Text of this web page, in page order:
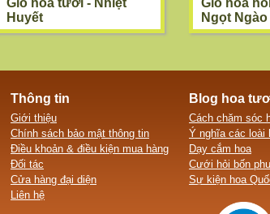
Giỏ hoa tươi - Nhiệt
Huyết
Giỏ hoa
Ngọt Ngào
Thông tin
Giới thiệu
Chính sách bảo mật thông tin
Điều khoản & điều kiện mua hàng
Đối tác
Cửa hàng đại diện
Liên hệ
Blog hoa
Cách chăm sóc
Ý nghĩa các loài
Dạy cắm hoa
Cưới hỏi bốn
Sự kiện hoa